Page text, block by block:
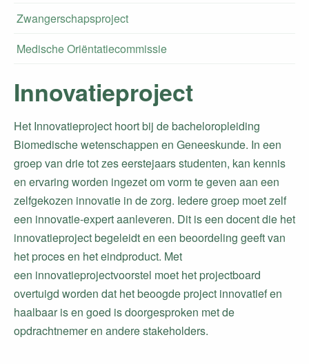
Zwangerschapsproject
Medische Oriëntatiecommissie
Innovatieproject
Het Innovatieproject hoort bij de bacheloropleiding
Biomedische wetenschappen en Geneeskunde. In een
groep van drie tot zes eerstejaars studenten, kan kennis
en ervaring worden ingezet om vorm te geven aan een
zelfgekozen innovatie in de zorg. Iedere groep moet zelf
een innovatie-expert aanleveren. Dit is een docent die het
innovatieproject begeleidt en een beoordeling geeft van
het proces en het eindproduct. Met
een innovatieprojectvoorstel moet het projectboard
overtuigd worden dat het beoogde project innovatief en
haalbaar is en goed is doorgesproken met de
opdrachtnemer en andere stakeholders.